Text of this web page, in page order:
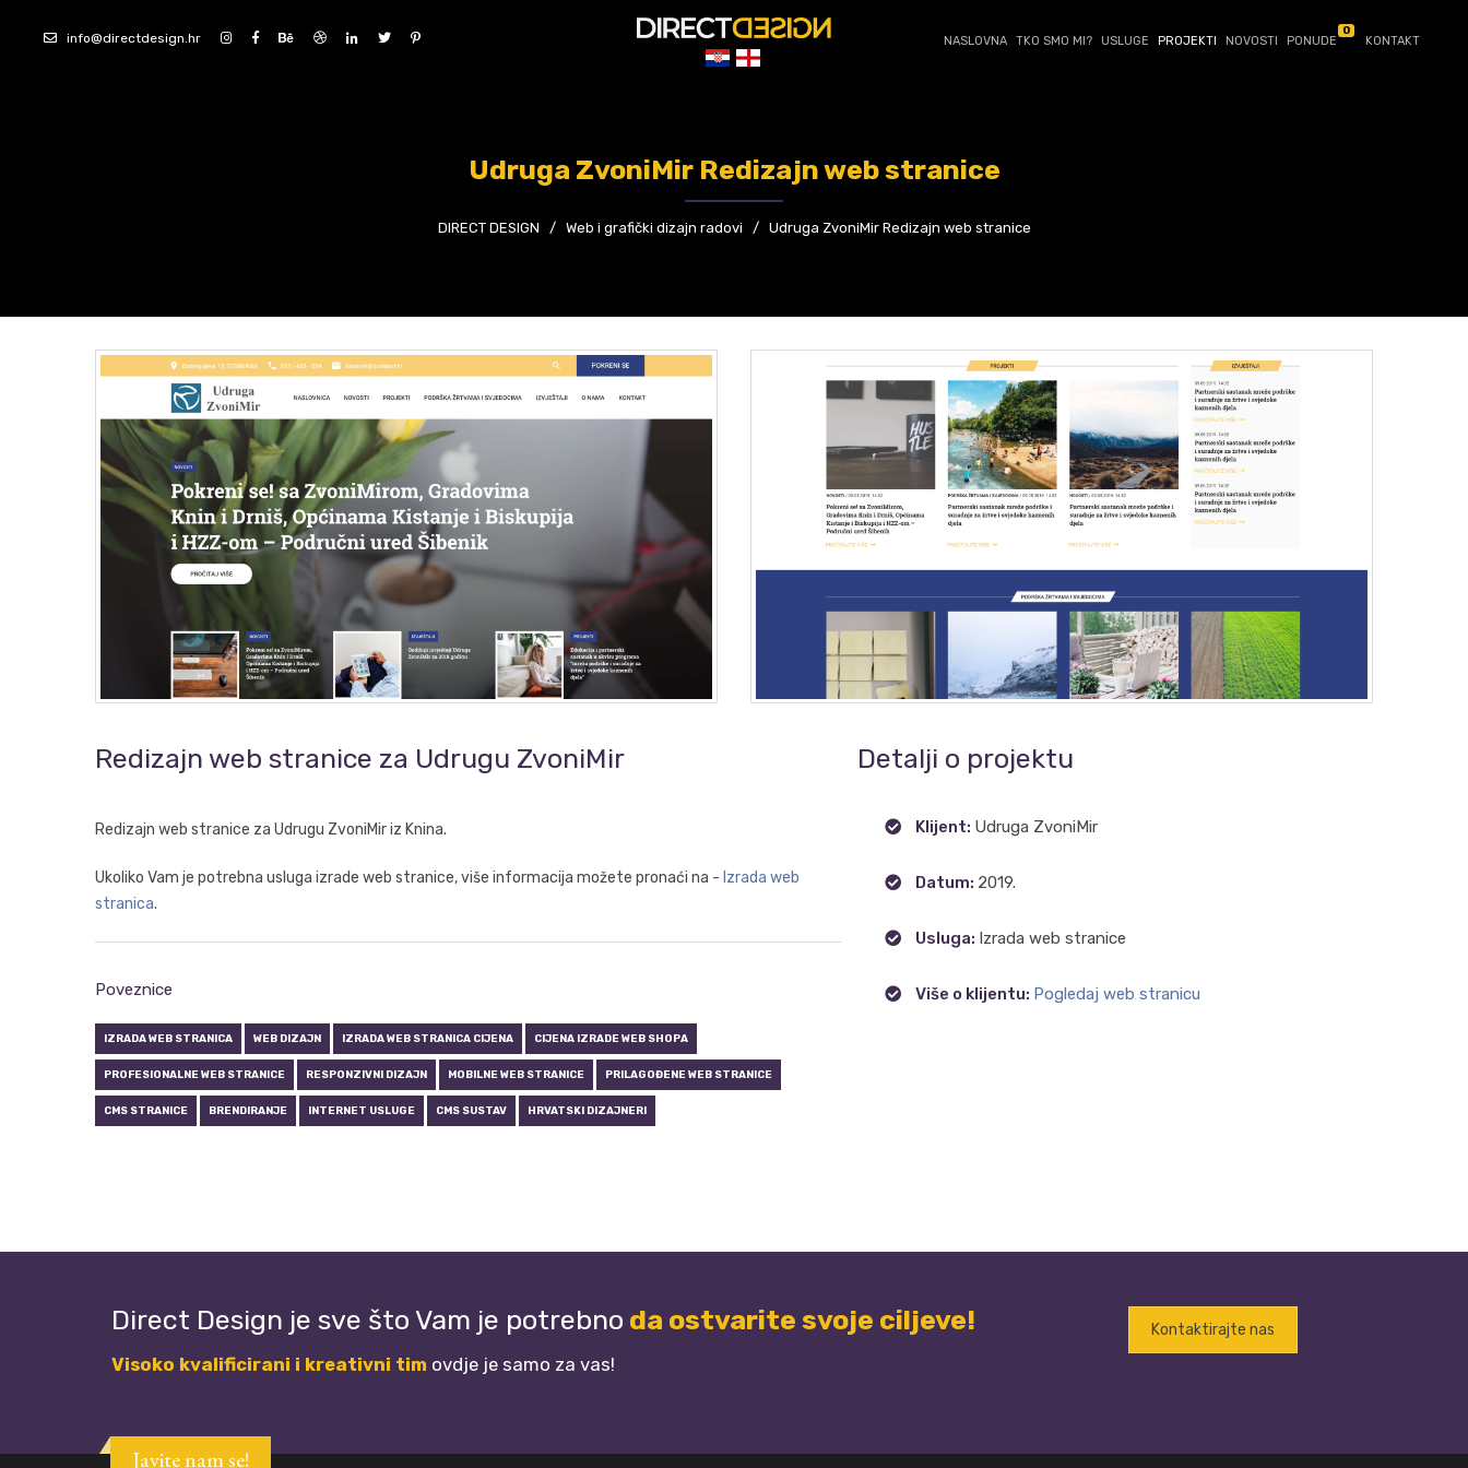
info@directdesign.hr NASLOVNA TKO SMO MI? USLUGE PROJEKTI NOVOSTI PONUDE
0
KONTAKT
Udruga ZvoniMir Redizajn web stranice
DIRECT DESIGN / Web i grafički dizajn radovi / Udruga ZvoniMir Redizajn web stranice
Redizajn web stranice za Udrugu ZvoniMir
Redizajn web stranice za Udrugu ZvoniMir iz Knina.
Ukoliko Vam je potrebna usluga izrade web stranice, više informacija možete pronaći na - Izrada web
stranica.
Poveznice
IZRADA WEB STRANICA WEB DIZAJN IZRADA WEB STRANICA CIJENA CIJENA IZRADE WEB SHOPA
PROFESIONALNE WEB STRANICE RESPONZIVNI DIZAJN MOBILNE WEB STRANICE PRILAGOĐENE WEB STRANICE
CMS STRANICE BRENDIRANJE INTERNET USLUGE CMS SUSTAV HRVATSKI DIZAJNERI
Detalji o projektu
Klijent: Udruga ZvoniMir
Datum: 2019.
Usluga: Izrada web stranice
Više o klijentu: Pogledaj web stranicu
Direct Design je sve što Vam je potrebno da ostvarite svoje ciljeve!
Visoko kvalificirani i kreativni tim ovdje je samo za vas!
Kontaktirajte nas
Javite nam se!